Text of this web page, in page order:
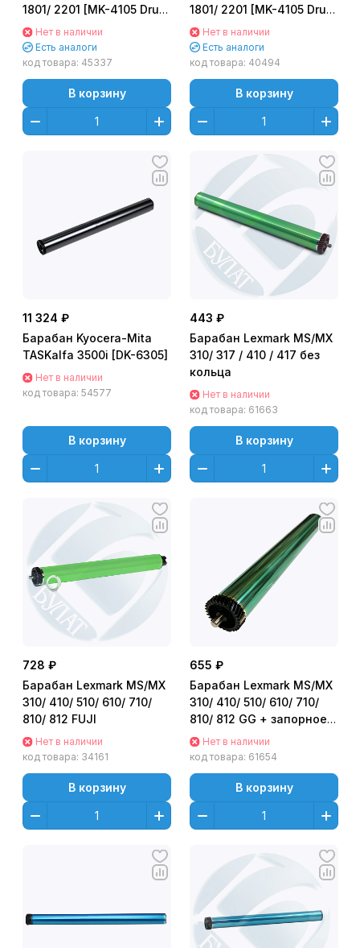
1801/ 2201 [MK-4105 Drum
Unit] FUJI
Нет в наличии
Есть аналоги
код товара: 45337
В корзину
1801/ 2201 [MK-4105 Drum
Unit] Лайт
Нет в наличии
Есть аналоги
код товара: 40494
В корзину
11 324 ₽
Барабан Kyocera-Mita
TASKalfa 3500i [DK-6305]
Нет в наличии
код товара: 54577
В корзину
443 ₽
Барабан Lexmark MS/MX
310/ 317 / 410 / 417 без
кольца
Нет в наличии
код товара: 61663
В корзину
728 ₽
Барабан Lexmark MS/MX
310/ 410/ 510/ 610/ 710/
810/ 812 FUJI
Нет в наличии
код товара: 34161
В корзину
655 ₽
Барабан Lexmark MS/MX
310/ 410/ 510/ 610/ 710/
810/ 812 GG + запорное
кольцо
Нет в наличии
код товара: 61654
В корзину